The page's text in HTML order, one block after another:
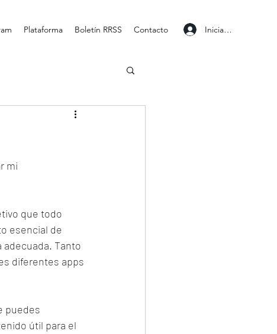
Plataforma Boletín RRSS Contacto Iniciar sesión
mi
que todo
esencial de
Tanto
diferentes apps
puedes
útil para el